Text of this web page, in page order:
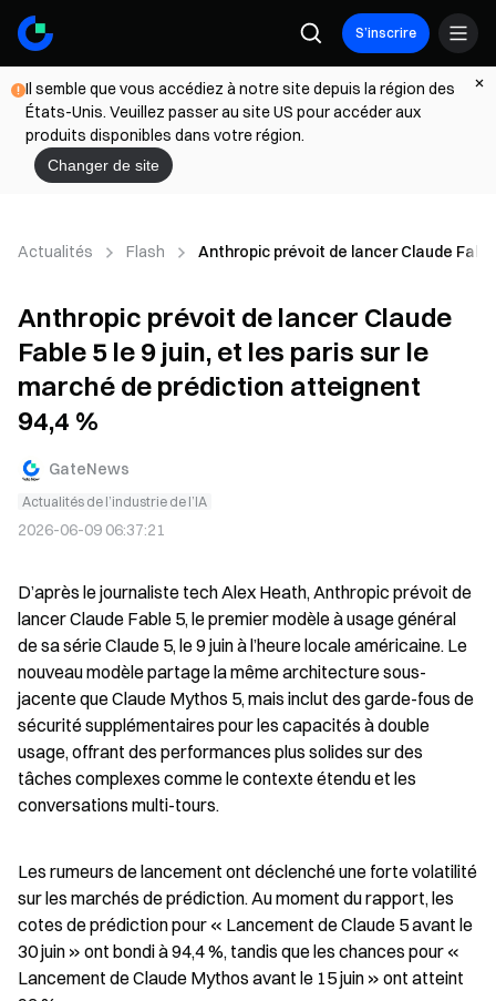
S’inscrire
Il semble que vous accédiez à notre site depuis la région des
États-Unis. Veuillez passer au site US pour accéder aux
produits disponibles dans votre région.
Changer de site
Actualités Flash Anthropic prévoit de lancer Claude
Anthropic prévoit de lancer Claude
Fable 5 le 9 juin, et les paris sur le
marché de prédiction atteignent
94,4 %
GateNews
Actualités de l’industrie de l’IA
2026-06-09 06:37:21
D’après le journaliste tech Alex Heath, Anthropic prévoit de
lancer Claude Fable 5, le premier modèle à usage général
de sa série Claude 5, le 9 juin à l’heure locale américaine. Le
nouveau modèle partage la même architecture sous-
jacente que Claude Mythos 5, mais inclut des garde-fous de
sécurité supplémentaires pour les capacités à double
usage, offrant des performances plus solides sur des
tâches complexes comme le contexte étendu et les
conversations multi-tours.
Les rumeurs de lancement ont déclenché une forte volatilité
sur les marchés de prédiction. Au moment du rapport, les
cotes de prédiction pour « Lancement de Claude 5 avant le
30 juin » ont bondi à 94,4 %, tandis que les chances pour «
Lancement de Claude Mythos avant le 15 juin » ont atteint